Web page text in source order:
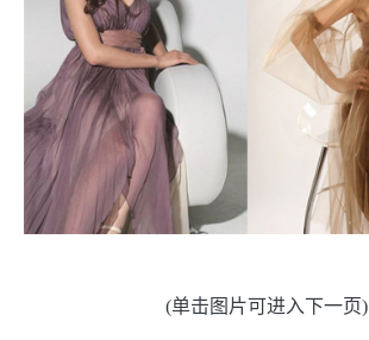
(单击图片可进入下一页)